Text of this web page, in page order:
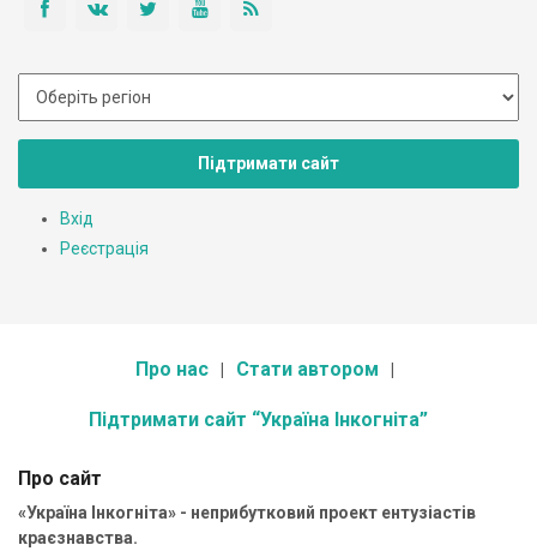
Підтримати сайт
Вхід
Реєстрація
Про нас Стати автором
Підтримати сайт “Україна Інкогніта”
Про сайт
«Україна Інкогніта» - неприбутковий проект ентузіастів
краєзнавства.